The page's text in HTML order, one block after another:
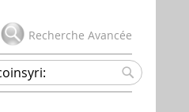
Recherche Avancée
Rechercher